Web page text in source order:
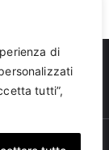
di
tutti”,
byZakra